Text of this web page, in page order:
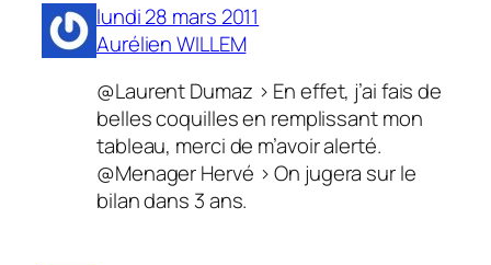
lundi 28 mars 2011
Aurélien WILLEM
@Laurent Dumaz > En effet, j’ai fais de
belles coquilles en remplissant mon
tableau, merci de m’avoir alerté.
@Menager Hervé > On jugera sur le
bilan dans 3 ans.